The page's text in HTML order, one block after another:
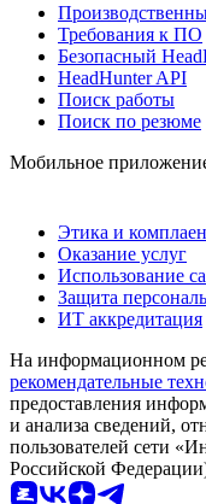
Требования к ПО
Безопасный
HeadHunter API
Поиск работы
Поиск по резюме
Мобильное
Этика и
Оказание услуг
Использование
Защита
ИТ аккредитация
На информационном
рекомендательные
предоставления
и анализа сведений,
пользователей сети
Российской